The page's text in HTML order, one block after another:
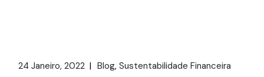
24 Janeiro, 2022 Blog Sustentabilidade Financeira